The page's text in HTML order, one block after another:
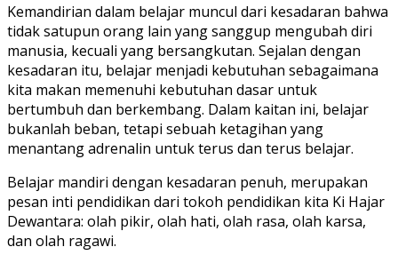
Kemandirian dalam belajar muncul dari kesadaran bahwa
tidak satupun orang lain yang sanggup mengubah diri
manusia, kecuali yang bersangkutan. Sejalan dengan
kesadaran itu, belajar menjadi kebutuhan sebagaimana
kita makan memenuhi kebutuhan dasar untuk
bertumbuh dan berkembang. Dalam kaitan ini, belajar
bukanlah beban, tetapi sebuah ketagihan yang
menantang adrenalin untuk terus dan terus belajar.
Belajar mandiri dengan kesadaran penuh, merupakan
pesan inti pendidikan dari tokoh pendidikan kita Ki Hajar
Dewantara: olah pikir, olah hati, olah rasa, olah karsa,
dan olah ragawi.